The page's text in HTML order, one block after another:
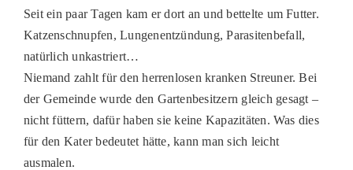
4KIDS
Seit ein paar Tagen kam er dort an und bettelte um Futter.
Katzenschnupfen, Lungenentzündung, Parasitenbefall,
natürlich unkastriert…
Niemand zahlt für den herrenlosen kranken Streuner. Bei
der Gemeinde wurde den Gartenbesitzern gleich gesagt –
nicht füttern, dafür haben sie keine Kapazitäten. Was dies
für den Kater bedeutet hätte, kann man sich leicht
ausmalen.